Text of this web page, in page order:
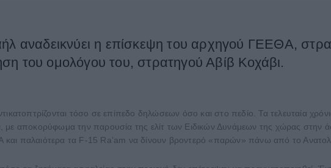
αναδεικνύει η επίσκεψη του αρχηγού ΓΕΕΘΑ,
του ομολόγου του, στρατηγού Αβίβ Κοχάβι.
τόσο σε επίπεδο δηλώσεων όσο και στο πεδίο. Τα τελευταία
με αποκορύφωμα την παρουσία της ελίτ των Ειδικών Δυνάμεων της χώρας στην
παλαιότερα τα F-15 Ra’am να δίνουν βροντερό «παρών» πάνω από το